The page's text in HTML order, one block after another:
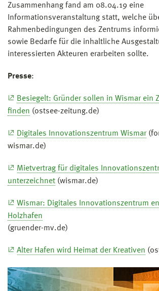
Zusammenhang fand am 08.04.19 eine
Informationsveranstaltung statt, welche
Rahmenbedingungen des Zentrums
sowie Bedarfe für die inhaltliche
interessierten Akteuren erarbeiten sollte.
Presse:
Besiegelt: Gründer sollen in Wismar ein
finden (ostsee-zeitung.de)
Digitales Innovationszentrum Wismar
wismar.de)
Mietvertrag für digitales
unterzeichnet (wismar.de)
Wismar: Digitales Innovationszentrum
Holzhafen
(gruender-mv.de)
Alter Hafen wird Heimat der Kreativen